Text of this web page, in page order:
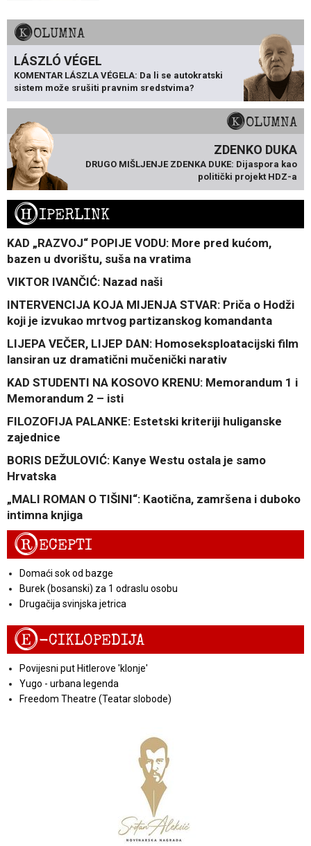
KOLUMNA
LÁSZLÓ VÉGEL
KOMENTAR LÁSZLA VÉGELA: Da li se autokratski
sistem može srušiti pravnim sredstvima?
KOLUMNA
ZDENKO DUKA
DRUGO MIŠLJENJE ZDENKA DUKE: Dijaspora kao
politički projekt HDZ-a
HIPERLINK
KAD „RAZVOJ“ POPIJE VODU: More pred kućom,
bazen u dvorištu, suša na vratima
VIKTOR IVANČIĆ: Nazad naši
INTERVENCIJA KOJA MIJENJA STVAR: Priča o Hodži
koji je izvukao mrtvog partizanskog komandanta
LIJEPA VEČER, LIJEP DAN: Homoseksploatacijski film
lansiran uz dramatični mučenički narativ
KAD STUDENTI NA KOSOVO KRENU: Memorandum 1 i
Memorandum 2 – isti
FILOZOFIJA PALANKE: Estetski kriteriji huliganske
zajednice
BORIS DEŽULOVIĆ: Kanye Westu ostala je samo
Hrvatska
„MALI ROMAN O TIŠINI“: Kaotična, zamršena i duboko
intimna knjiga
RECEPTI
Domaći sok od bazge
Burek (bosanski) za 1 odraslu osobu
Drugačija svinjska jetrica
E-CIKLOPEDIJA
Povijesni put Hitlerove 'klonje'
Yugo - urbana legenda
Freedom Theatre (Teatar slobode)